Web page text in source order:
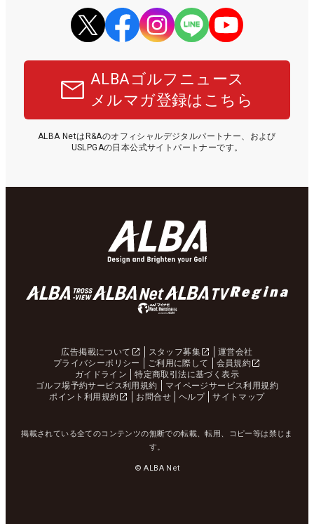
ALBAゴルフニュース
メルマガ登録はこちら
ALBA NetはR&Aのオフィシャルデジタルパートナー、および
USLPGAの日本公式サイトパートナーです。
広告掲載について スタッフ募集
運営会社
プライバシーポリシー
ご利用に際して
会員規約
ガイドライン
特定商取引法に基づく表示
ゴルフ場予約サービス利用規約
マイページサービス利用規約
ポイント利用規約
お問合せ ヘルプ サイトマップ
掲載されている全てのコンテンツの無断での転載、転用、コピー等は禁じま
す。
© ALBA Net